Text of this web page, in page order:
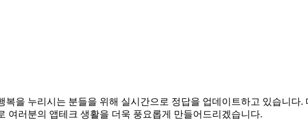
을 누리시는 분들을 위해 실시간으로 정답을 업데이트하고 있습니다
여러분의 앱테크 생활을 더욱 풍요롭게 만들어드리겠습니다.